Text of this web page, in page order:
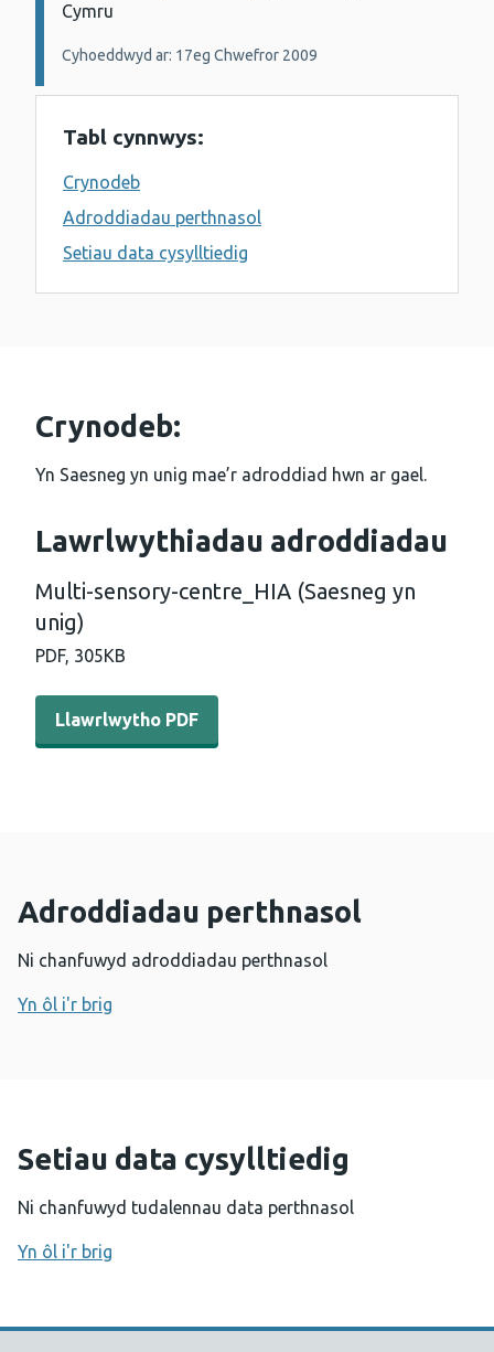
Cymru
Cyhoeddwyd ar: 17eg Chwefror 2009
Tabl cynnwys:
Crynodeb
Adroddiadau perthnasol
Setiau data cysylltiedig
Crynodeb:
Yn Saesneg yn unig mae’r adroddiad hwn ar gael.
Lawrlwythiadau adroddiadau
Multi-sensory-centre_HIA (Saesneg yn
unig)
PDF, 305KB
Llawrlwytho PDF - Multi-sensory-centre_HIA (Saesneg
Llawrlwytho PDF
Adroddiadau perthnasol
Ni chanfuwyd adroddiadau perthnasol
Yn ôl i'r brig
Setiau data cysylltiedig
Ni chanfuwyd tudalennau data perthnasol
Yn ôl i'r brig